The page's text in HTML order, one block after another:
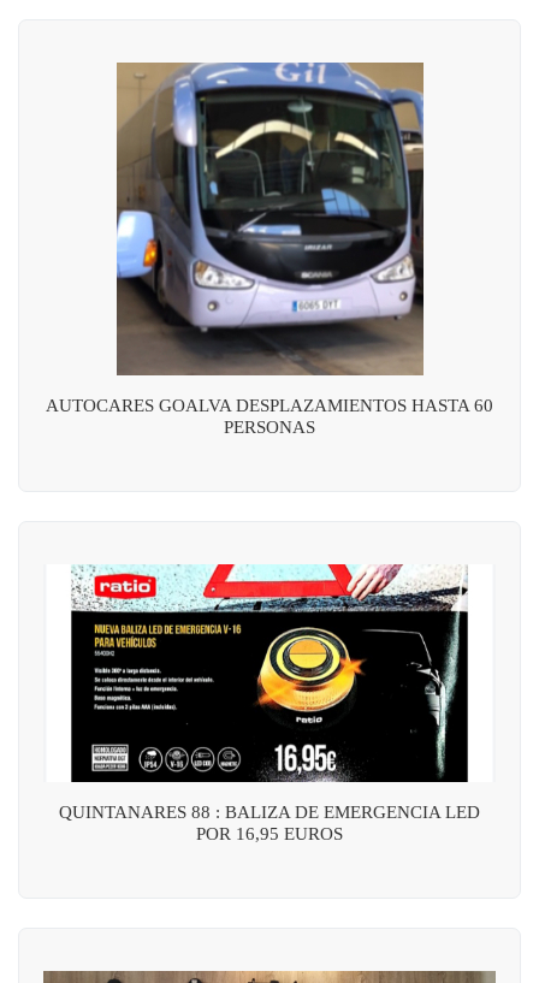
AUTOCARES GOALVA DESPLAZAMIENTOS HASTA 60
PERSONAS
QUINTANARES 88 : BALIZA DE EMERGENCIA LED
POR 16,95 EUROS